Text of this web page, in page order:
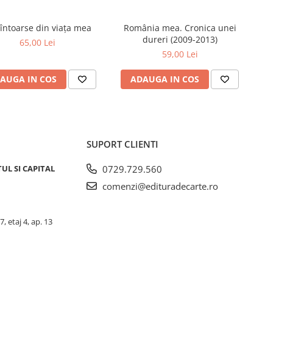
din viața mea
65,00 Lei
IN COS
România mea. Cronica unei
dureri (2009-2013)
59,00 Lei
ADAUGA IN COS
SI CAPITAL
etaj 4, ap. 13
SUPORT CLIENTI
0729.729.560
comenzi@edituradecarte.ro